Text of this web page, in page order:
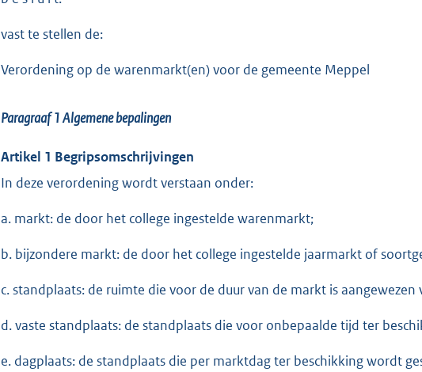
vast te stellen de:
Verordening op de warenmarkt(en) voor de gemeente Meppel
Paragraaf 1Algemene bepalingen
Artikel 1 Begripsomschrijvingen
In deze verordening wordt verstaan onder:
a. markt: de door het college ingestelde warenmarkt;
b. bijzondere markt: de door het college ingestelde jaarmarkt of
c. standplaats: de ruimte die voor de duur van de markt is
d. vaste standplaats: de standplaats die voor onbepaalde tijd ter
e. dagplaats: de standplaats die per marktdag ter beschikking wordt